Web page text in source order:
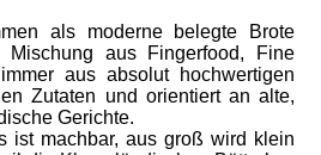
als moderne belegte Brote
aus Fingerfood, Fine
aus absolut hochwertigen
Zutaten und orientiert an alte,
Gerichte.
ist machbar, aus groß wird klein